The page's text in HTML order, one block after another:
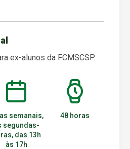
ex-alunos da FCMSCSP.
semanais,
segundas-
das 13h
às 17h
48 horas